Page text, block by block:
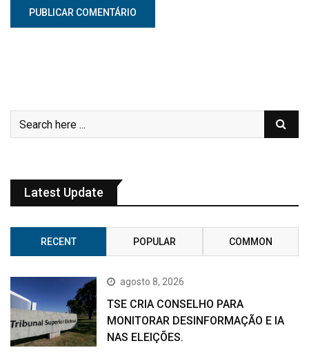
Latest Update
RECENT POPULAR COMMON
agosto 8, 2026
TSE CRIA CONSELHO PARA
MONITORAR DESINFORMAÇÃO E IA
NAS ELEIÇÕES.